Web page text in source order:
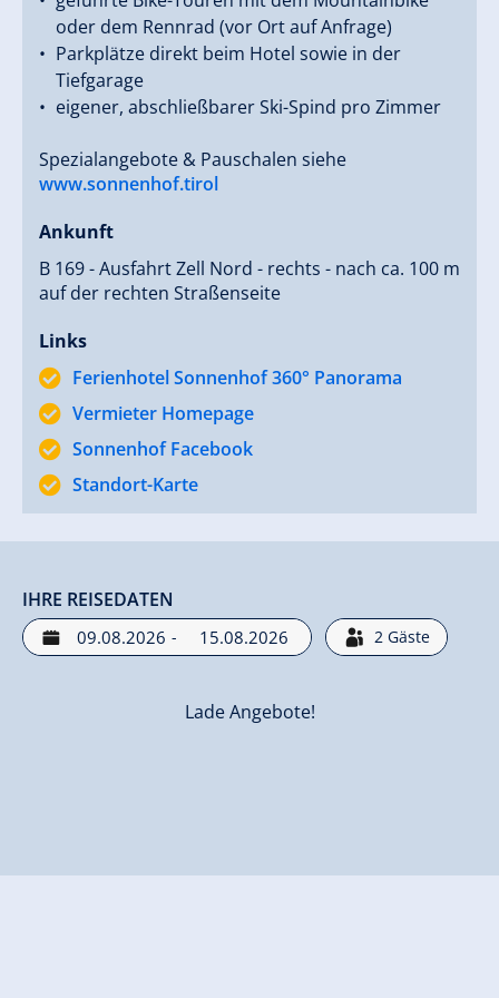
oder dem Rennrad (vor Ort auf Anfrage)
Parkplätze direkt beim Hotel sowie in der
Tiefgarage
eigener, abschließbarer Ski-Spind pro Zimmer
Spezialangebote & Pauschalen siehe
www.sonnenhof.tirol
Ankunft
B 169 - Ausfahrt Zell Nord - rechts - nach ca. 100 m
auf der rechten Straßenseite
Links
Ferienhotel Sonnenhof 360° Panorama
Vermieter Homepage
Sonnenhof Facebook
Standort-Karte
IHRE REISEDATEN
- 2 Gäste
Lade Angebote!